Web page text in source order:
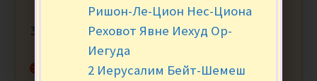
31 шт в упаковке
Нет в наличии
Ришон-Ле-Цион Нес-Циона
Реховот Явне Иехуд Ор-
Иегуда
2 Иерусалим Бейт-Шемеш